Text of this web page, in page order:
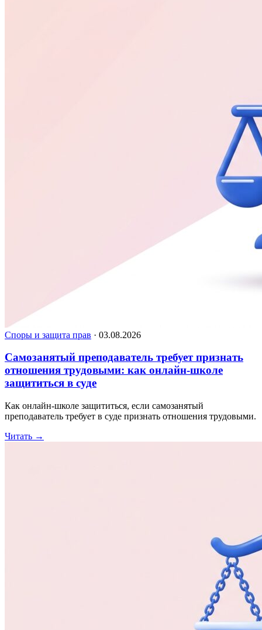
Споры и защита прав · 03.08.2026
Самозанятый преподаватель требует признать
отношения трудовыми: как онлайн-школе
защититься в суде
Как онлайн-школе защититься, если самозанятый
преподаватель требует в суде признать отношения трудовыми.
Читать →